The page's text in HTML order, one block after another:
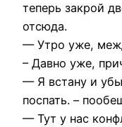
теперь закрой
отсюда.
— Утро уже,
– Давно уже,
— Я встану и
поспать. –
— Тут у нас